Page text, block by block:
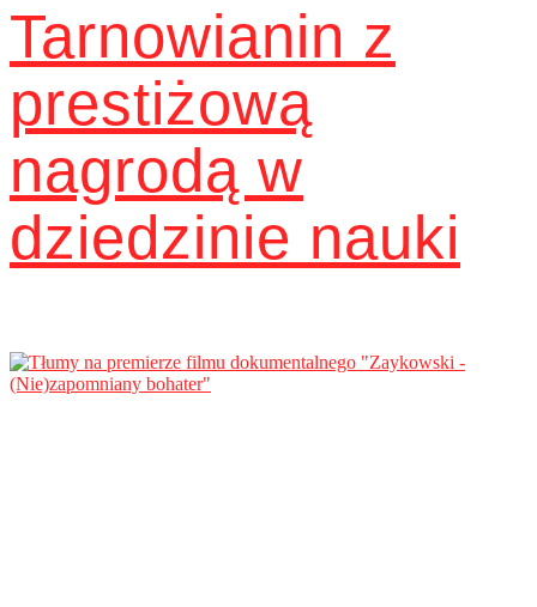
Tarnowianin z
prestiżową
nagrodą w
dziedzinie nauki